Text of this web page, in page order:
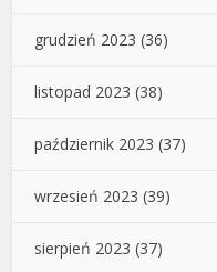
grudzień 2023 (36)
listopad 2023 (38)
październik 2023 (37)
wrzesień 2023 (39)
sierpień 2023 (37)